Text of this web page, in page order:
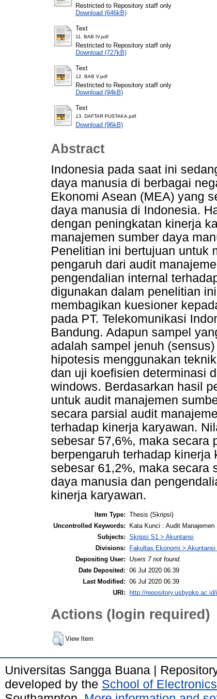
Restricted to Repository staff only
Download (646kB)
Text
11. BAB IV.pdf
Restricted to Repository staff only
Download (727kB)
Text
12. BAB V.pdf
Restricted to Repository staff only
Download (94kB)
Text
13. DAFTAR PUSTAKA.pdf
Download (96kB)
Abstract
Indonesia pada saat ini
daya manusia di berbagai
Ekonomi Asean (MEA) yang
daya manusia di Indonesia.
dengan peningkatan kinerja
manajemen sumber daya
Penelitian ini bertujuan untuk
pengaruh dari audit
pengendalian internal
digunakan dalam penelitian
membagikan kuesioner
pada PT. Telekomunikasi
Bandung. Adapun sampel
adalah sampel jenuh
hipotesis menggunakan
dan uji koefisien determinasi
windows. Berdasarkan hasil
untuk audit manajemen
secara parsial audit
terhadap kinerja karyawan.
sebesar 57,6%, maka secara
berpengaruh terhadap
sebesar 61,2%, maka secara
daya manusia dan
kinerja karyawan.
Item Type: Thesis (Skripsi)
Uncontrolled Keywords:
Kata Kunci : Audit
Subjects: Skripsi S1 > Akuntansi
Divisions:
Fakultas Ekonomi > Akuntansi
Depositing User:
Users 7 not found.
Date Deposited: 06 Jul 2020 06:39
Last Modified: 06 Jul 2020 06:39
URI:
http://
Actions (login required)
View Item
Universitas Sangga Buana |
developed by the School of